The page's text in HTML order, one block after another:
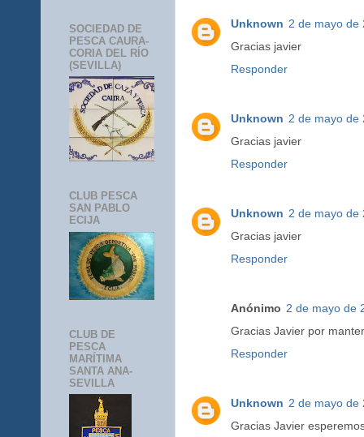
Unknown 2 de mayo de
Gracias javier
Responder
Unknown 2 de mayo de
Gracias javier
Responder
Unknown 2 de mayo de
Gracias javier
Responder
Anónimo 2 de mayo de
Gracias Javier por
Responder
Unknown 2 de mayo de
Gracias Javier
SOCIEDAD DE
PESCA CAURA-
CORIA DEL RÍO
(SEVILLA)
CLUB PESCA
SAN PABLO
ECIJA
CLUB DE
PESCA
MARÍTIMA
SANTA ANA-
SEVILLA